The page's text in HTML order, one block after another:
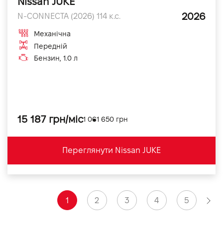
N-CONNECTA (2026) 114 к.с. 2026
Механічна
Передній
Бензин, 1.0 л
15 187 грн/міс1 061 650 грн
Переглянути Nissan JUKE
1 2 3 4 5